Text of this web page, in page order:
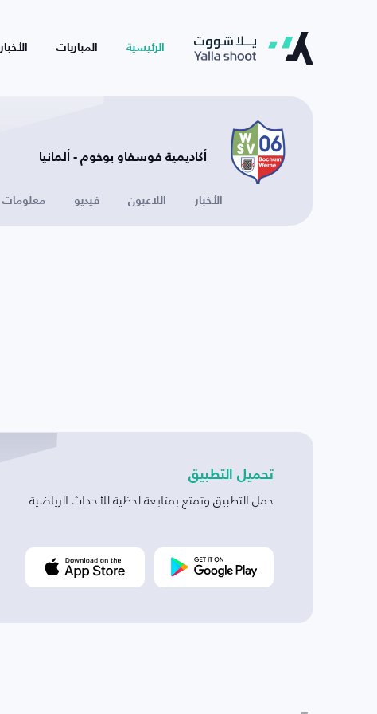
الرئيسية المباريات الأخبار
أكاديمية فوسفاو بوخوم - ألمانيا
الأخبار اللاعبون فيديو معلومات
تحميل التطبيق
حمل التطبيق وتمتع بمتابعة لحظية للأحداث الرياضية